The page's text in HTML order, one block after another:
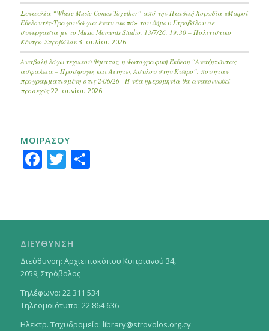
Συναυλία “Where Music Comes Together” από την Παιδική Χορωδία «Μικροί
Εθελοντές-Τραγουδώ για έναν σκοπό» του Δήμου Στροβόλου σε
συνεργασία με το Music Moments Studio, 13/7/26, 19:30 – Πολιτιστικό
Κέντρο Στροβόλου 3 Ιουλίου 2026
Αναβολή λόγω τεχνικού θέματος, η Φωτογραφική Έκθεση “Αναζητώντας
ασφάλεια – Προσφυγές και Αιτητές Ασύλου στην Κύπρο”, που ήταν
προγραμματισμένη στις 24/6/26 | Η νέα ημερομηνία θα ανακοινωθεί
προσεχώς 22 Ιουνίου 2026
ΜΟΙΡΑΣΟΥ
Facebook
Twitter
Μοιραστείτε
ΔΙΕΥΘΥΝΣΗ
Διεύθυνση: Αρχιεπισκόπου Κυπριανού 34,
2059, Στρόβολος
Τηλέφωνο: 22 311 534
Τηλεομοιότυπο: 22 864 636
Ηλεκτρ. Ταχυδρομείο: library@strovolos.org.cy